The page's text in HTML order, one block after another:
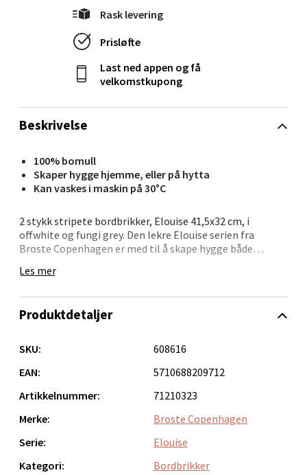
Beskrivelse
100% bomull
Skaper hygge hjemme, eller på hytta
Kan vaskes i maskin på 30°C
2 stykk stripete bordbrikker, Elouise 41,5x32 cm, i
offwhite og fungi grey. Den lekre Elouise serien fra
Broste Copenhagen er med til å skape hygge både
løper. Serien er utført i den lekreste Ôko-Tex sertifiserte
fargevarianter Off White/Fungi Grey og Offwhite/ Black.
enkeltvis.
Les mer
Rask levering
Prisløfte
Last ned appen og få
velkomstkupong
Produktdetaljer
SKU:
608616
EAN:
5710688209712
Artikkelnummer:
71210323
Merke:
Broste Copenhagen
Serie:
Elouise
Kategori:
Bordbrikker
0 i butikk
Narvik - Thon Senter Malmporten
Åpent i dag 10-20
0 i butikk
Velg
Folke Bernadottes vei 52, 5147 Fyllingsdalen
Oppdal - Aunasenteret